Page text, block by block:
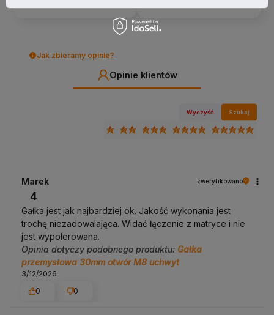
Jak zbieramy opinie?
Opinie klientów
Wyczyść Szukaj
Marek zweryfikowano
4
Gałka jest jak najbardziej ok. Jakość wykonania jest
trochę niezadowalająca. Widać łączenie z matryce i nie
jest wypolerowana.
Opinia dotyczy podobnego produktu: Gałka
przemysłowa 30mm otwór M8 uchwyt
3/12/2026
0
0